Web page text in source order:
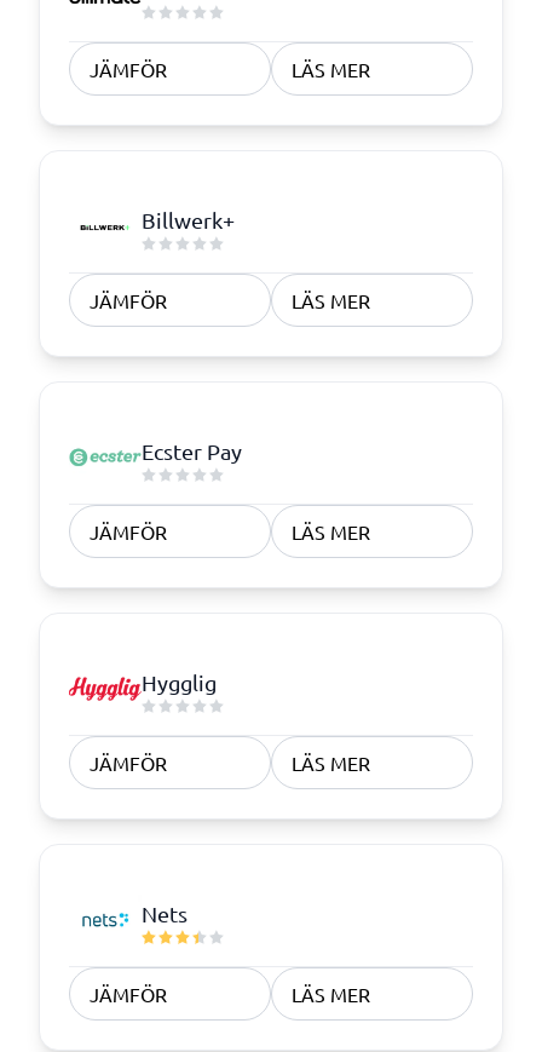
JÄMFÖR LÄS MER
Billwerk+
JÄMFÖR LÄS MER
Ecster Pay
JÄMFÖR LÄS MER
Hygglig
JÄMFÖR LÄS MER
Nets
JÄMFÖR LÄS MER